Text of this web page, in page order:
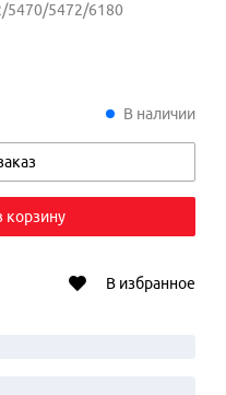
5470/5472/6180
В наличии
корзину
В избранное